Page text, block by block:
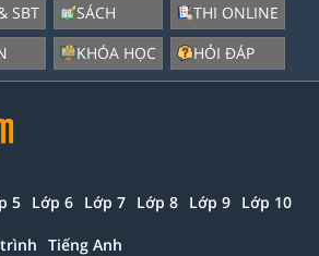
SBT
SÁCH
KHÓA HỌC
THI ONLINE
HỎI ĐÁP
5 Lớp 6 Lớp 7 Lớp 8 Lớp 9 Lớp 10
Tiếng Anh